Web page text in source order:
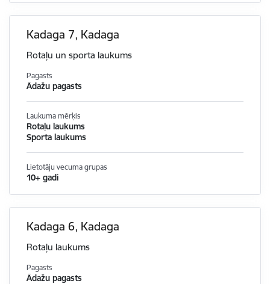
Kadaga 7, Kadaga
Rotaļu un sporta laukums
Pagasts
Ādažu pagasts
Laukuma mērķis
Rotaļu laukums
Sporta laukums
Lietotāju vecuma grupas
10+ gadi
Kadaga 6, Kadaga
Rotaļu laukums
Pagasts
Ādažu pagasts